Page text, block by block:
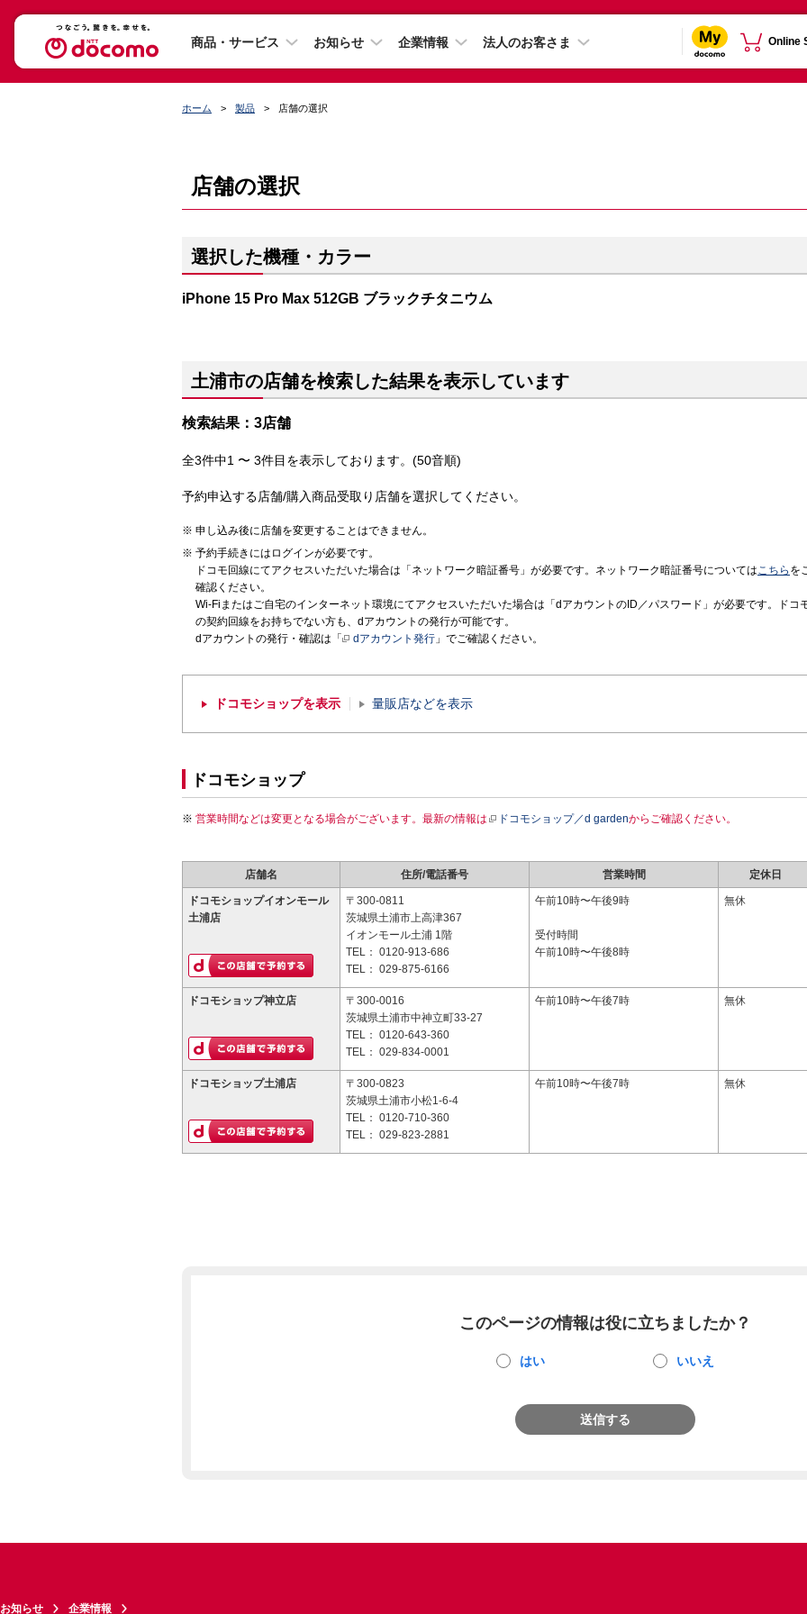
商品・サービス お知らせ 企業情報 法人のお客さま Online
ホーム 製品 店舗の選択
店舗の選択
選択した機種・カラー
iPhone 15 Pro Max 512GB ブラックチタニウム
土浦市の店舗を検索した結果を表示しています
検索結果：3店舗
全3件中1 〜 3件目を表示しております。(50音順)
予約申込する店舗/購入商品受取り店舗を選択してください。
申し込み後に店舗を変更することはできません。
予約手続きにはログインが必要です。
ドコモ回線にてアクセスいただいた場合は「ネットワーク暗証番号」が必要です。ネットワーク暗証番号についてはこちら を
確認ください。
Wi-Fiまたはご自宅のインターネット環境にてアクセスいただいた場合は「dアカウントのID／パスワード」が必要です。ドコ
の契約回線をお持ちでない方も、dアカウントの発行が可能です。
dアカウントの発行・確認は「
dアカウント発行 」でご確認ください。
ドコモショップを表示 量販店などを表示
ドコモショップ
営業時間などは変更となる場合がございます。最新の情報は ドコモショップ／d gardenからご確認ください。
店舗名 住所/電話番号 営業時間 定休日
ドコモショップイオンモール
土浦店
〒300-0811
茨城県土浦市上高津367
イオンモール土浦 1階
TEL： 0120-913-686
TEL： 029-875-6166
午前10時〜午後9時
受付時間
午前10時〜午後8時
無休
ドコモショップ神立店
〒300-0016
茨城県土浦市中神立町33-27
TEL： 0120-643-360
TEL： 029-834-0001
午前10時〜午後7時 無休
ドコモショップ土浦店
〒300-0823
茨城県土浦市小松1-6-4
TEL： 0120-710-360
TEL： 029-823-2881
午前10時〜午後7時 無休
このページの情報は役に立ちましたか？
はい いいえ
送信する
お知らせ 企業情報